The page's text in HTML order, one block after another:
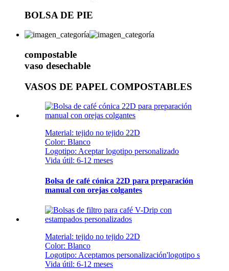
BOLSA DE PIE
compostable
vaso desechable
VASOS DE PAPEL COMPOSTABLES
Material: tejido no tejido 22D
Color: Blanco
Logotipo: Aceptar logotipo personalizado
Vida útil: 6-12 meses
Bolsa de café cónica 22D para preparación
manual con orejas colgantes
Material: tejido no tejido 22D
Color: Blanco
Logotipo: Aceptamos personalización'logotipo s
Vida útil: 6-12 meses